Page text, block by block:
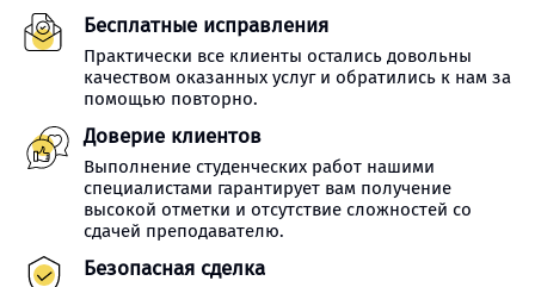
Бесплатные исправления
Практически все клиенты остались довольны
качеством оказанных услуг и обратились к нам за
помощью повторно.
Доверие клиентов
Выполнение студенческих работ нашими
специалистами гарантирует вам получение
высокой отметки и отсутствие сложностей со
сдачей преподавателю.
Безопасная сделка